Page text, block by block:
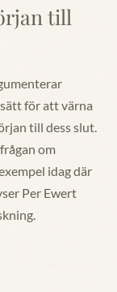
till
för att värna
till dess slut.
om
idag där
Per Ewert